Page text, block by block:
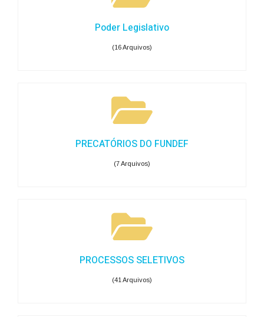
Poder Legislativo
(16 Arquivos)
PRECATÓRIOS DO FUNDEF
(7 Arquivos)
PROCESSOS SELETIVOS
(41 Arquivos)